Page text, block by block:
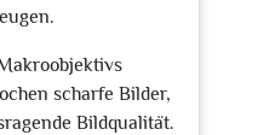
scharfe Bilder,
Bildqualität.